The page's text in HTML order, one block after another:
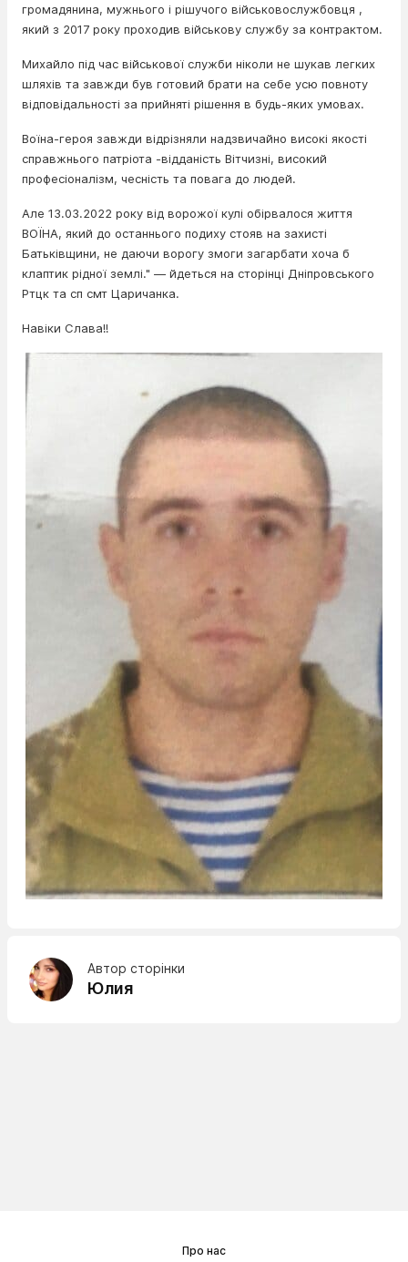
громадянина, мужнього і рішучого військовослужбовця ,
який з 2017 року проходив військову службу за контрактом.
Михайло під час військової служби ніколи не шукав легких
шляхів та завжди був готовий брати на себе усю повноту
відповідальності за прийняті рішення в будь-яких умовах.
Воїна-героя завжди відрізняли надзвичайно високі якості
справжнього патріота -відданість Вітчизні, високий
професіоналізм, чесність та повага до людей.
Але 13.03.2022 року від ворожої кулі обірвалося життя
ВОЇНА, який до останнього подиху стояв на захисті
Батьківщини, не даючи ворогу змоги загарбати хоча б
клаптик рідної землі." — йдеться на сторінці Дніпровського
Ртцк та сп смт Царичанка.
Навіки Слава!!
Автор сторінки
Юлия
Про нас